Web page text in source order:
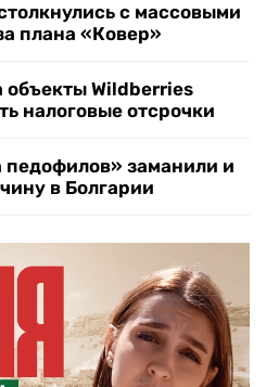
с массовыми
плана «Ковер»
Wildberries
налоговые отсрочки
заманили и
в Болгарии